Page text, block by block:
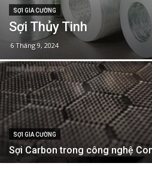
SỢI GIA CƯỜNG
Sợi Thủy Tinh
6 Tháng 9, 2024
SỢI GIA CƯỜNG
Sợi Carbon trong công nghệ